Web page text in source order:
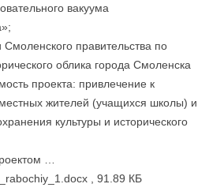
вакуума
правительства по
облика города Смоленска
проекта: привлечение к
жителей (учащихся школы) и
культуры и исторического
…
, 91.89 КБ